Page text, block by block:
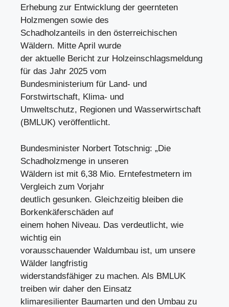
Erhebung zur Entwicklung der geernteten
Holzmengen sowie des
Schadholzanteils in den österreichischen
Wäldern. Mitte April wurde
der aktuelle Bericht zur Holzeinschlagsmeldung
für das Jahr 2025 vom
Bundesministerium für Land- und
Forstwirtschaft, Klima- und
Umweltschutz, Regionen und Wasserwirtschaft
(BMLUK) veröffentlicht.
Bundesminister Norbert Totschnig: „Die
Schadholzmenge in unseren
Wäldern ist mit 6,38 Mio. Erntefestmetern im
Vergleich zum Vorjahr
deutlich gesunken. Gleichzeitig bleiben die
Borkenkäferschäden auf
einem hohen Niveau. Das verdeutlicht, wie
wichtig ein
vorausschauender Waldumbau ist, um unsere
Wälder langfristig
widerstandsfähiger zu machen. Als BMLUK
treiben wir daher den Einsatz
klimaresilienter Baumarten und den Umbau zu